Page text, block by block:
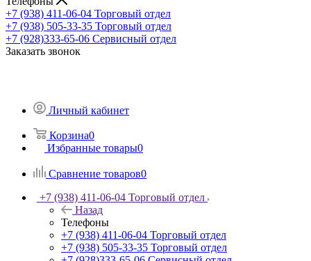
+7 (938) 411-06-04 Торговый отдел
+7 (938) 505-33-35 Торговый отдел
+7 (928)333-65-06 Сервисный отдел
Заказать звонок
Личный кабинет
Корзина0
Избранные товары0
Сравнение товаров0
+7 (938) 411-06-04 Торговый отдел
Назад
Телефоны
+7 (938) 411-06-04 Торговый отдел
+7 (938) 505-33-35 Торговый отдел